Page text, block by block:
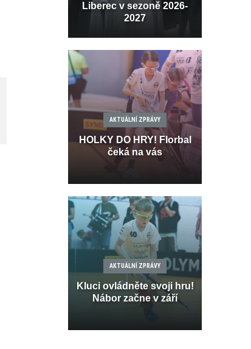
Liberec v sezoně 2026-
2027
AKTUÁLNÍ ZPRÁVY
HOLKY DO HRY! Florbal
čeká na vás
AKTUÁLNÍ ZPRÁVY
Kluci ovládněte svoji hru!
Nábor začne v září